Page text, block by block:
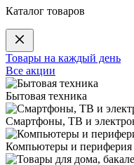
Каталог товаров
Товары на каждый день
Все акции
Бытовая техника
Смартфоны, ТВ и
Компьютеры и периферия